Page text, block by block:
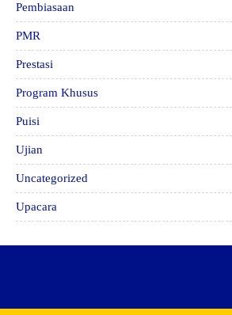
Pembiasaan
PMR
Prestasi
Program Khusus
Puisi
Ujian
Uncategorized
Upacara